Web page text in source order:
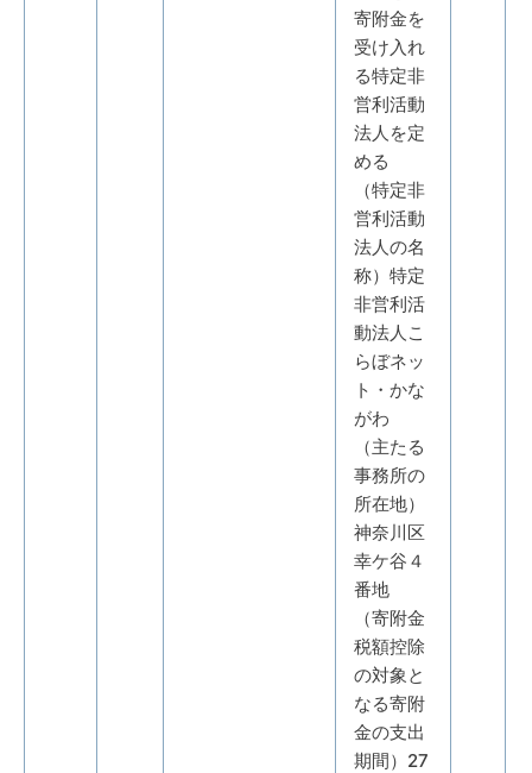
寄附金を
受け入れ
る特定非
営利活動
法人を定
める
（特定非
営利活動
法人の名
称）特定
非営利活
動法人こ
らぼネッ
ト・かな
がわ
（主たる
事務所の
所在地）
神奈川区
幸ケ谷４
番地
（寄附金
税額控除
の対象と
なる寄附
金の支出
期間）27